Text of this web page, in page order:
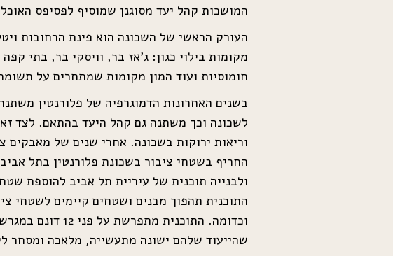
המושכות קהל יעד מסוגנן שמוסיף לפסיפס
העורק הראשי של השכונה הוא פינת הרחובות
מקומות בילוי כגון: ג’אז בר, וויסקי בר, בתי
חומוסיות ועוד המון מקומות שמתחרים על
בשנים האחרונות הדמוגרפיה של פלורנטין
לשכונה וכך משתנה גם קהל היעד בהתאם. לצד
וריאות ירוקות בשכונה. אחרי שנים של מאבקים
החריף בשטחי ציבור בשכונת פלורנטין בתל
ולבנייה תוכנית של עיריית תל אביב להוספת
התוכנית תהפוך מבנים ושטחים קיימים לשטחי
וכדומה. התוכנית
שהייעוד שלהם ישונה מתעשייה, מלאכה ומסחר